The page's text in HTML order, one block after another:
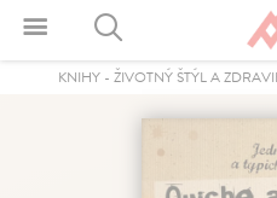
KNIHY- ŽIVOTNÝ ŠTÝL A